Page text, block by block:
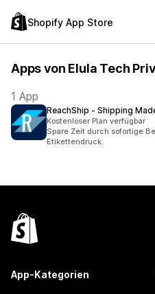
Shopify App Store
Apps von Elula Tech
1 App
ReachShip ‑ Shipping
Kostenloser Plan verfügbar
Spare Zeit durch sofortige
Etikettendruck.
App-Kategorien